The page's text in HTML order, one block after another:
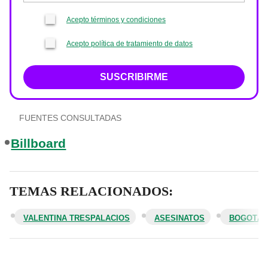
Acepto términos y condiciones
Acepto política de tratamiento de datos
SUSCRIBIRME
FUENTES CONSULTADAS
Billboard
TEMAS RELACIONADOS:
VALENTINA TRESPALACIOS ASESINATOS BOGOTÁ